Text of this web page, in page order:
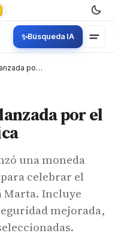
✨Búsqueda IA
Moneda de $20.000 lanzada por el Banco de la República
por el
una moneda
celebrar el
Marta. Incluye
mejorada,